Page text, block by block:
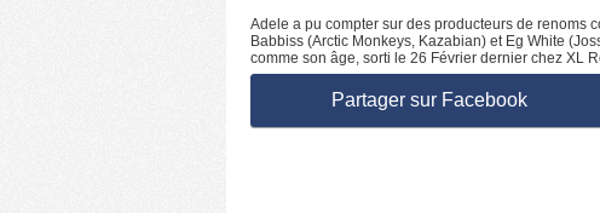
Adele a pu compter sur des producteurs de renoms
Babbiss (Arctic Monkeys, Kazabian) et Eg White
comme son âge, sorti le 26 Février dernier chez XL
Partager sur Facebook